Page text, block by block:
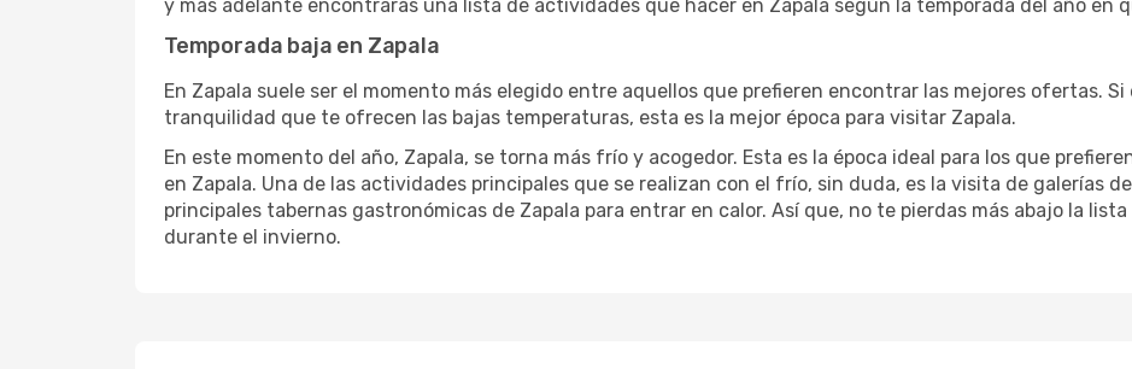
y más adelante encontrarás una lista de actividades que hacer en Zapala según la temporada del año en
Temporada baja en Zapala
En Zapala suele ser el momento más elegido entre aquellos que prefieren encontrar las mejores ofertas. Si
tranquilidad que te ofrecen las bajas temperaturas, esta es la mejor época para visitar Zapala.
En este momento del año, Zapala, se torna más frío y acogedor. Esta es la época ideal para los que
en Zapala. Una de las actividades principales que se realizan con el frío, sin duda, es la visita de galerías
principales tabernas gastronómicas de Zapala para entrar en calor. Así que, no te pierdas más abajo la
durante el invierno.